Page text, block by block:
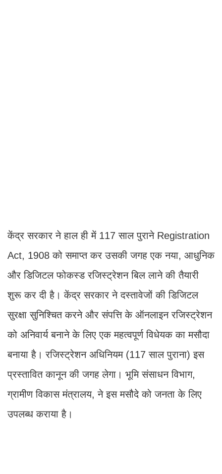
केंद्र सरकार ने हाल ही में 117 साल पुराने Registration
Act, 1908 को समाप्त कर उसकी जगह एक नया, आधुनिक
और डिजिटल फोकस्ड रजिस्ट्रेशन बिल लाने की तैयारी
शुरू कर दी है। केंद्र सरकार ने दस्तावेजों की डिजिटल
सुरक्षा सुनिश्चित करने और संपत्ति के ऑनलाइन रजिस्ट्रेशन
को अनिवार्य बनाने के लिए एक महत्वपूर्ण विधेयक का मसौदा
बनाया है। रजिस्ट्रेशन अधिनियम (117 साल पुराना) इस
प्रस्तावित कानून की जगह लेगा। भूमि संसाधन विभाग,
ग्रामीण विकास मंत्रालय, ने इस मसौदे को जनता के लिए
उपलब्ध कराया है।